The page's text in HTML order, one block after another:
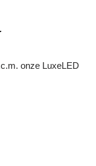
onze LuxeLED